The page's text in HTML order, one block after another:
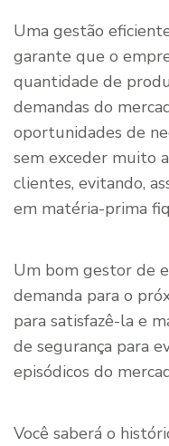
Uma gestão
garante que o
quantidade de
demandas do
oportunidades de
sem exceder muito
clientes, evitando,
em matéria-prima
Um bom gestor de
demanda para o
para satisfazê-la e
de segurança para
episódicos do
Você saberá o